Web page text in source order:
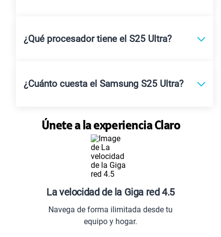
¿Qué procesador tiene el S25 Ultra?
¿Cuánto cuesta el Samsung S25 Ultra?
Únete a la experiencia Claro
La velocidad de la Giga red 4.5
Navega de forma ilimitada desde tu
equipo y hogar.